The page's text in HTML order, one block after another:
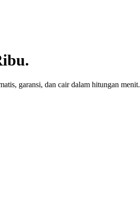
garansi, dan cair dalam hitungan menit.